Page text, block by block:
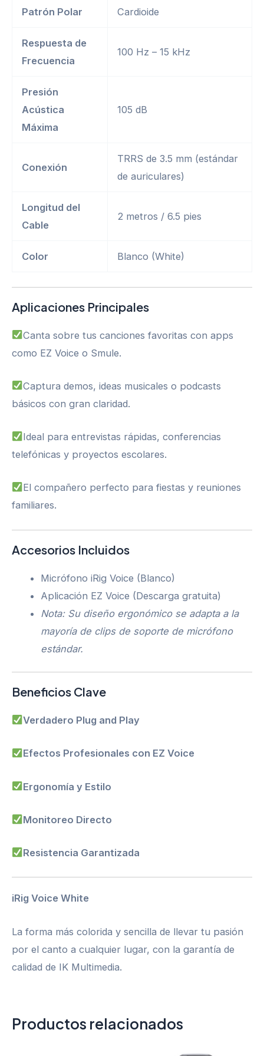
Patrón Polar Cardioide
Respuesta de
Frecuencia
100 Hz – 15 kHz
Presión
Acústica
Máxima
105 dB
Conexión
TRRS de 3.5 mm (estándar
de auriculares)
Longitud del
Cable
2 metros / 6.5 pies
Color Blanco (White)
Aplicaciones Principales
Canta sobre tus canciones favoritas con apps
como EZ Voice o Smule.
Captura demos, ideas musicales o podcasts
básicos con gran claridad.
Ideal para entrevistas rápidas, conferencias
telefónicas y proyectos escolares.
El compañero perfecto para fiestas y reuniones
familiares.
Accesorios Incluidos
Micrófono iRig Voice (Blanco)
Aplicación EZ Voice (Descarga gratuita)
Nota: Su diseño ergonómico se adapta a la
mayoría de clips de soporte de micrófono
estándar.
Beneficios Clave
Verdadero Plug and Play
Efectos Profesionales con EZ Voice
Ergonomía y Estilo
Monitoreo Directo
Resistencia Garantizada
iRig Voice White
La forma más colorida y sencilla de llevar tu pasión
por el canto a cualquier lugar, con la garantía de
calidad de IK Multimedia.
Productos relacionados